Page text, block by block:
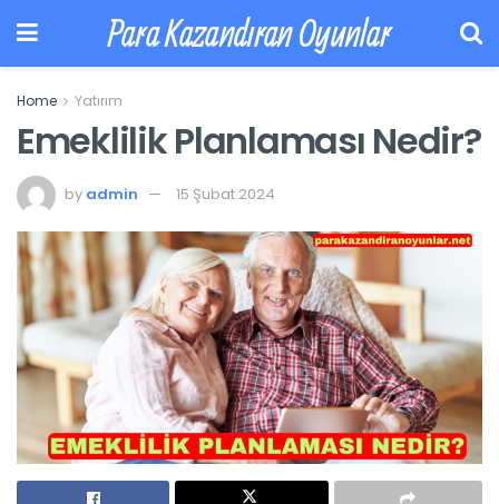
Para Kazandıran Oyunlar
Home Yatırım
Emeklilik Planlaması Nedir?
by admin 15 Şubat 2024